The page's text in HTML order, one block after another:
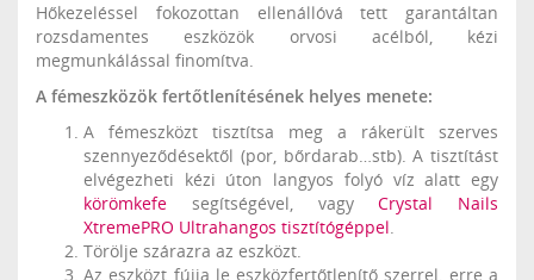
Hőkezeléssel fokozottan ellenállóvá tett garantáltan
rozsdamentes eszközök orvosi acélból, kézi
megmunkálással finomítva.
A fémeszközök fertőtlenítésének helyes menete:
A fémeszközt tisztítsa meg a rákerült szerves
szennyeződésektől (por, bőrdarab…stb). A tisztítást
elvégezheti kézi úton langyos folyó víz alatt egy
körömkefe segítségével, vagyCrystal Nails
XtremePRO Ultrahangos tisztítógéppel.
Törölje szárazra az eszközt.
Az eszközt fújja le eszközfertőtlenítő szerrel, erre a